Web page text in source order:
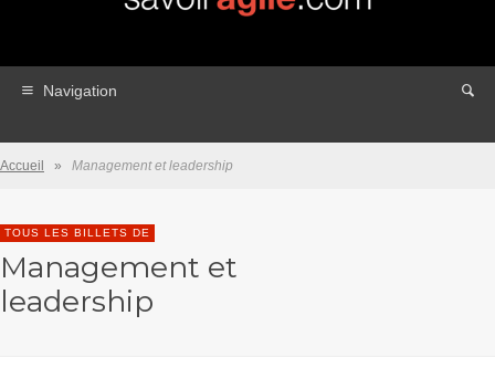
Navigation
Accueil » Management et leadership
TOUS LES BILLETS DE
Management et
leadership